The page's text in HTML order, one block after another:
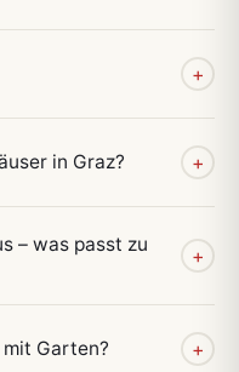
+
in Graz? +
– was passt zu
+
Garten? +